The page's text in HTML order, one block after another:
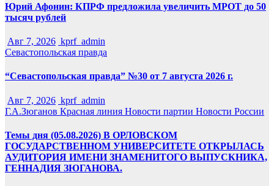
Юрий Афонин: КПРФ предложила увеличить МРОТ до 50
тысяч рублей
Авг 7, 2026 kprf_admin
Севастопольская правда
“Севастопольская правда” №30 от 7 августа 2026 г.
Авг 7, 2026 kprf_admin
Г.А.Зюганов Красная линия Новости партии Новости России
Темы дня (05.08.2026) В ОРЛОВСКОМ
ГОСУДАРСТВЕННОМ УНИВЕРСИТЕТЕ ОТКРЫЛАСЬ
АУДИТОРИЯ ИМЕНИ ЗНАМЕНИТОГО ВЫПУСКНИКА,
ГЕННАДИЯ ЗЮГАНОВА.